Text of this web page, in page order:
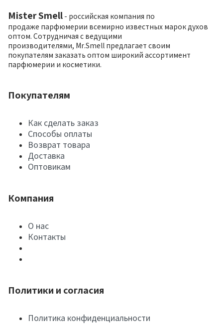
Mister Smell - российская компания по
продаже парфюмерии всемирно известных марок духов
оптом. Сотрудничая с ведущими
производителями, Mr.Smell предлагает своим
покупателям заказать оптом широкий ассортимент
парфюмерии и косметики.
Покупателям
Как сделать заказ
Способы оплаты
Возврат товара
Доставка
Оптовикам
Компания
О нас
Контакты
Политики и согласия
Политика конфиденциальности